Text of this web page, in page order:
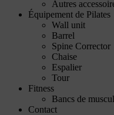
Autres
Équipement de Pilates
Wall unit
Barrel
Spine Corrector
Chaise
Espalier
Tour
Fitness
Bancs de
Contact